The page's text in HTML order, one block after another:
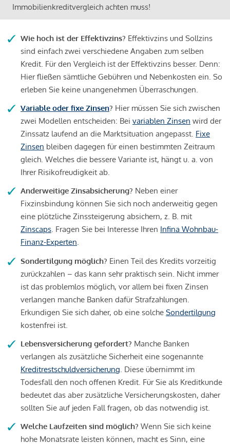
Immobilienkreditvergleich achten muss!
Wie hoch ist der Effektivzins? Effektivzins und Sollzins
sind einfach zwei verschiedene Angaben zum selben
Kredit. Für den Vergleich ist der Effektivzins besser. Denn:
Hier fließen sämtliche Gebühren und Nebenkosten ein. So
erleben Sie keine unangenehmen Überraschungen.
Variable oder fixe Zinsen? Hier müssen Sie sich zwischen
zwei Modellen entscheiden: Bei variablen Zinsen wird der
Zinssatz laufend an die Marktsituation angepasst. Fixe
Zinsen bleiben dagegen für einen bestimmten Zeitraum
gleich. Welches die bessere Variante ist, hängt u. a. von
Ihrer Risikofreudigkeit ab.
Anderweitige Zinsabsicherung? Neben einer
Fixzinsbindung können Sie sich noch anderweitig gegen
eine plötzliche Zinssteigerung absichern, z. B. mit
Zinscaps. Fragen Sie bei Interesse Ihren Infina Wohnbau-
Finanz-Experten.
Sondertilgung möglich? Einen Teil des Kredits vorzeitig
zurückzahlen – das kann sehr praktisch sein. Nicht immer
ist das problemlos möglich, vor allem bei fixen Zinsen
verlangen manche Banken dafür Strafzahlungen.
Erkundigen Sie sich daher, ob eine solche Sondertilgung
kostenfrei ist.
Lebensversicherung gefordert? Manche Banken
verlangen als zusätzliche Sicherheit eine sogenannte
Kreditrestschuldversicherung. Diese übernimmt im
Todesfall den noch offenen Kredit. Für Sie als Kreditkunde
bedeutet das aber zusätzliche Versicherungskosten, daher
sollten Sie auf jeden Fall fragen, ob das notwendig ist.
Welche Laufzeiten sind möglich? Wenn Sie sich keine
hohe Monatsrate leisten können, macht es Sinn, eine